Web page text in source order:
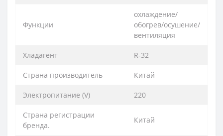
Функции
охлаждение/
обогрев/осушение/
вентиляция
Хладагент R-32
Страна производитель Китай
Электропитание (V) 220
Страна регистрации
бренда.
Китай